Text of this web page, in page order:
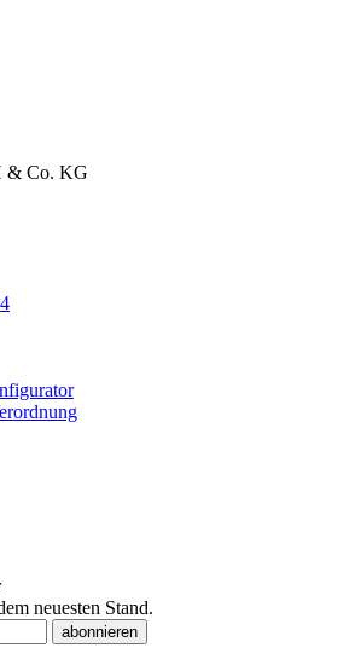
& Co. KG
neuesten Stand.
abonnieren